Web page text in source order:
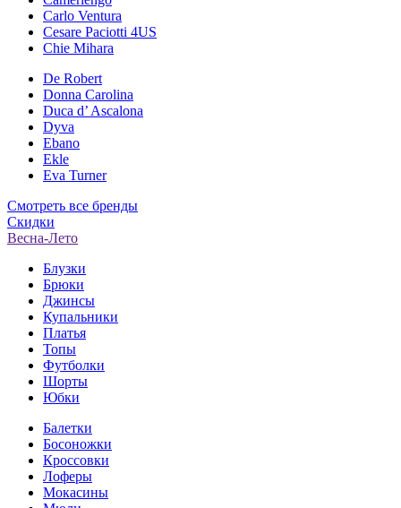
Carlo Ventura
Cesare Paciotti 4US
Chie Mihara
De Robert
Donna Carolina
Duca d’ Ascalona
Dyva
Ebano
Ekle
Eva Turner
Смотреть все бренды
Скидки
Весна-Лето
Блузки
Брюки
Джинсы
Купальники
Платья
Топы
Футболки
Шорты
Юбки
Балетки
Босоножки
Кроссовки
Лоферы
Мокасины